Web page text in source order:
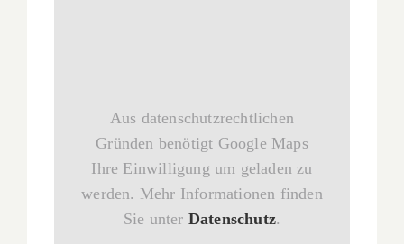
Aus datenschutzrechtlichen
Gründen benötigt Google Maps
Ihre Einwilligung um geladen zu
werden. Mehr Informationen finden
Sie unter Datenschutz.